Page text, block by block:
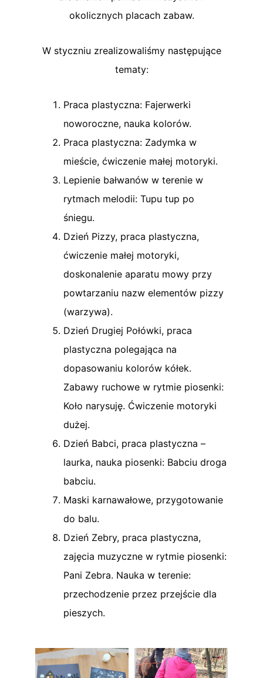
okolicznych placach zabaw.
W styczniu zrealizowaliśmy następujące
tematy:
Praca plastyczna: Fajerwerki
noworoczne, nauka kolorów.
Praca plastyczna: Zadymka w
mieście, ćwiczenie małej motoryki.
Lepienie bałwanów w terenie w
rytmach melodii: Tupu tup po
śniegu.
Dzień Pizzy, praca plastyczna,
ćwiczenie małej motoryki,
doskonalenie aparatu mowy przy
powtarzaniu nazw elementów pizzy
(warzywa).
Dzień Drugiej Połówki, praca
plastyczna polegająca na
dopasowaniu kolorów kółek.
Zabawy ruchowe w rytmie piosenki:
Koło narysuję. Ćwiczenie motoryki
dużej.
Dzień Babci, praca plastyczna –
laurka, nauka piosenki: Babciu droga
babciu.
Maski karnawałowe, przygotowanie
do balu.
Dzień Zebry, praca plastyczna,
zajęcia muzyczne w rytmie piosenki:
Pani Zebra. Nauka w terenie:
przechodzenie przez przejście dla
pieszych.